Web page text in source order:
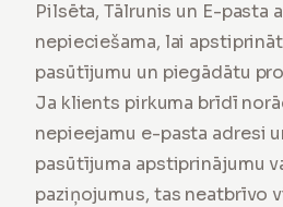
Pilsēta, Tālrunis un E-pasta
nepieciešama, lai
pasūtījumu un piegādātu
Ja klients pirkuma brīdī
nepieejamu e-pasta adresi
pasūtījuma apstiprinājumu
paziņojumus, tas neatbrīvo